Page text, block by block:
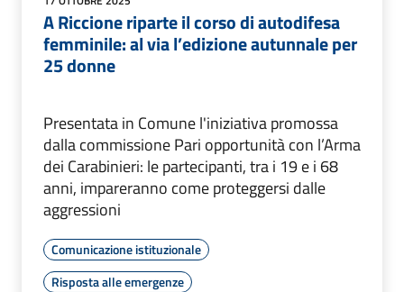
A Riccione riparte il corso di autodifesa
femminile: al via l’edizione autunnale per
25 donne
Presentata in Comune l'iniziativa promossa
dalla commissione Pari opportunità con l’Arma
dei Carabinieri: le partecipanti, tra i 19 e i 68
anni, impareranno come proteggersi dalle
aggressioni
Comunicazione istituzionale
Risposta alle emergenze